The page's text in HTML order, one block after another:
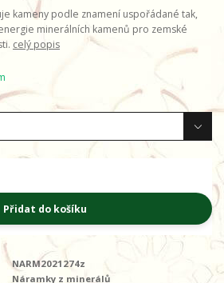
kameny podle znamení uspořádané tak,
minerálních kamenů pro zemské
celý popis
Přidat do košíku
NARM2021274z
Náramky z minerálů